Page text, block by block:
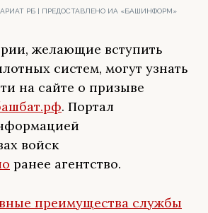
РБ | ПРЕДОСТАВЛЕНО ИА «БАШИНФОРМ»
желающие вступить
систем, могут узнать
на сайте о призыве
. Портал
войск
ранее агентство.
преимущества службы